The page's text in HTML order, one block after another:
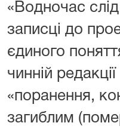
«Водночас
записці до
єдиного
чинній
«поранення,
загиблим